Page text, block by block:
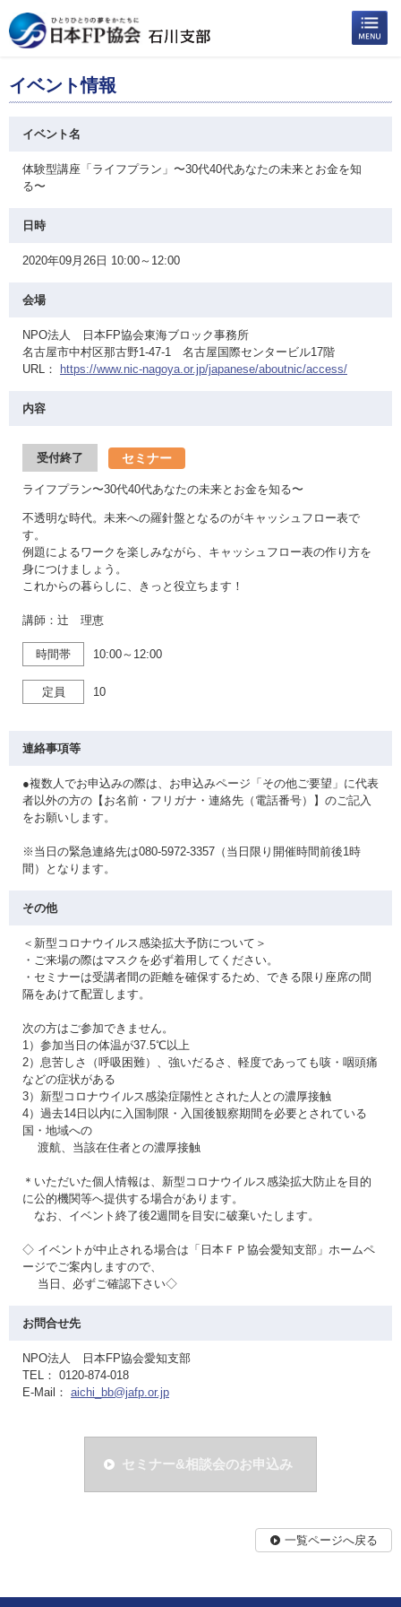
イベント情報
イベント名
体験型講座「ライフプラン」〜30代40代あなたの未来とお金を知
る〜
日時
2020年09月26日 10:00～12:00
会場
NPO法人 日本FP協会東海ブロック事務所
名古屋市中村区那古野1-47-1 名古屋国際センタービル17階
URL：
https://www.nic-nagoya.or.jp/japanese/aboutnic/access/
内容
受付終了 セミナー
ライフプラン〜30代40代あなたの未来とお金を知る〜
不透明な時代。未来への羅針盤となるのがキャッシュフロー表で
す。
例題によるワークを楽しみながら、キャッシュフロー表の作り方を
身につけましょう。
これからの暮らしに、きっと役立ちます！
講師：辻 理恵
時間帯 10:00～12:00
定員 10
連絡事項等
●複数人でお申込みの際は、お申込みページ「その他ご要望」に代表
者以外の方の【お名前・フリガナ・連絡先（電話番号）】のご記入
をお願いします。
※当日の緊急連絡先は080-5972-3357（当日限り開催時間前後1時
間）となります。
その他
＜新型コロナウイルス感染拡大予防について＞
・ご来場の際はマスクを必ず着用してください。
・セミナーは受講者間の距離を確保するため、できる限り座席の間
隔をあけて配置します。
次の方はご参加できません。
1）参加当日の体温が37.5℃以上
2）息苦しさ（呼吸困難）、強いだるさ、軽度であっても咳・咽頭痛
などの症状がある
3）新型コロナウイルス感染症陽性とされた人との濃厚接触
4）過去14日以内に入国制限・入国後観察期間を必要とされている
国・地域への
渡航、当該在住者との濃厚接触
＊いただいた個人情報は、新型コロナウイルス感染拡大防止を目的
に公的機関等へ提供する場合があります。
なお、イベント終了後2週間を目安に破棄いたします。
◇ イベントが中止される場合は「日本ＦＰ協会愛知支部」ホームペ
ージでご案内しますので、
当日、必ずご確認下さい◇
お問合せ先
NPO法人 日本FP協会愛知支部
TEL： 0120-874-018
E-Mail： aichi_bb@jafp.or.jp
セミナー&相談会のお申込み
一覧ページへ戻る